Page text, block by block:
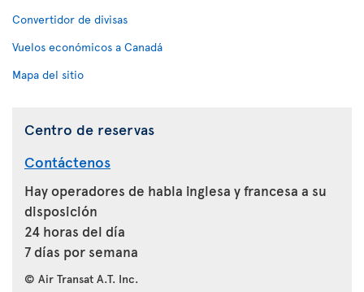
Convertidor de divisas
Vuelos económicos a Canadá
Mapa del sitio
Centro de reservas
Contáctenos
Hay operadores de habla inglesa y francesa a su
disposición
24 horas del día
7 días por semana
© Air Transat A.T. Inc.